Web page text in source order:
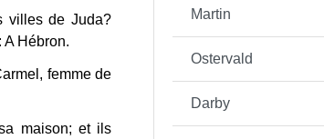
villes de Juda?
Hébron.
femme de
maison; et ils
Martin
Ostervald
Darby